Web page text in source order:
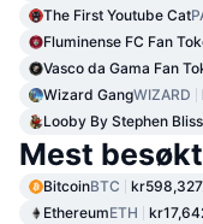
The First Youtube Cat
Fluminense FC Fan
Vasco da Gama Fan
Wizard GangWIZARD
Looby By Stephen Bliss
Mest
BitcoinBTC
EthereumETH